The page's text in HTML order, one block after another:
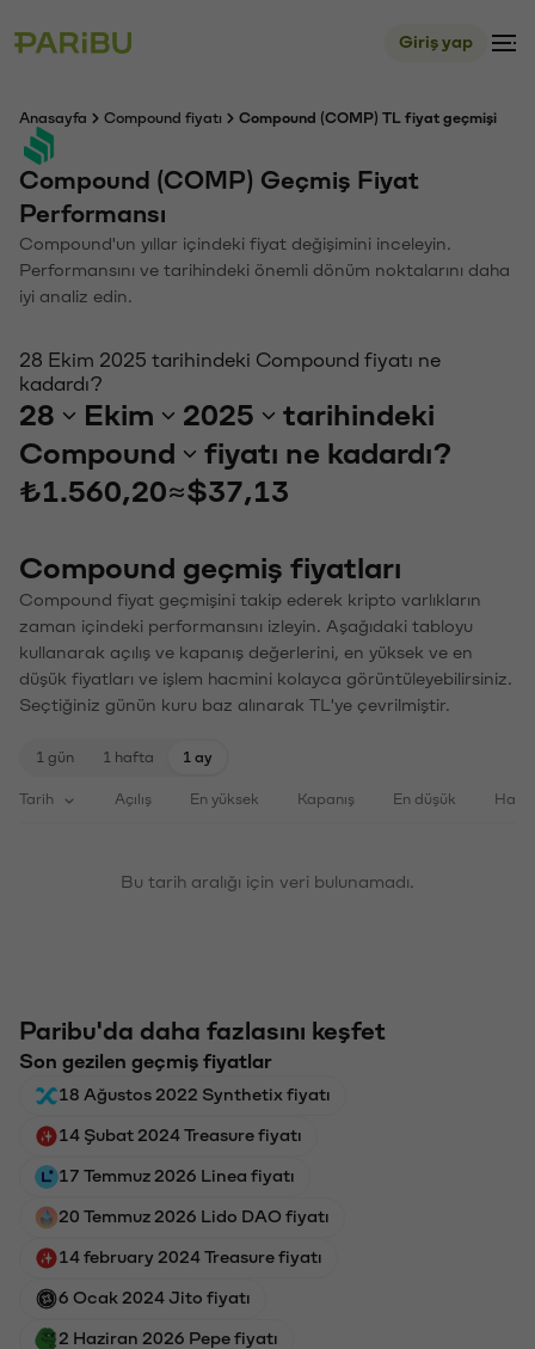
Giriş yap
Anasayfa Compound fiyatı Compound (COMP) TL fiyat geçmişi
Compound (COMP) Geçmiş Fiyat
Performansı
Compound'un yıllar içindeki fiyat değişimini inceleyin.
Performansını ve tarihindeki önemli dönüm noktalarını daha
iyi analiz edin.
28 Ekim 2025 tarihindeki Compound fiyatı ne
kadardı?
28 Ekim 2025
tarihindeki
Compound
fiyatı ne kadardı?
₺1.560,20≈$37,13
Compound geçmiş fiyatları
Compound fiyat geçmişini takip ederek kripto varlıkların
zaman içindeki performansını izleyin. Aşağıdaki tabloyu
kullanarak açılış ve kapanış değerlerini, en yüksek ve en
düşük fiyatları ve işlem hacmini kolayca görüntüleyebilirsiniz.
Seçtiğiniz günün kuru baz alınarak TL'ye çevrilmiştir.
1 gün 1 hafta 1 ay
Tarih Açılış En yüksek Kapanış En düşük
Bu tarih aralığı için veri bulunamadı.
Paribu'da daha fazlasını keşfet
Son gezilen geçmiş fiyatlar
18 Ağustos 2022 Synthetix fiyatı
14 Şubat 2024 Treasure fiyatı
17 Temmuz 2026 Linea fiyatı
20 Temmuz 2026 Lido DAO fiyatı
14 february 2024 Treasure fiyatı
6 Ocak 2024 Jito fiyatı
2 Haziran 2026 Pepe fiyatı